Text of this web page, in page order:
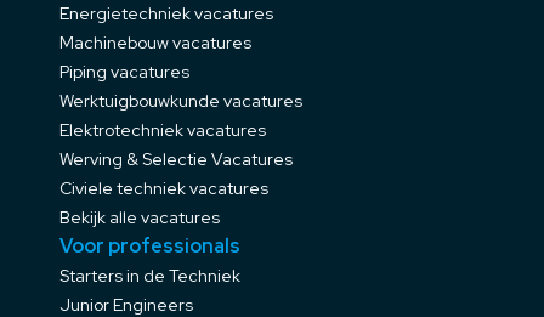
Energietechniek vacatures
Machinebouw vacatures
Piping vacatures
Werktuigbouwkunde vacatures
Elektrotechniek vacatures
Werving & Selectie Vacatures
Civiele techniek vacatures
Bekijk alle vacatures
Voor professionals
Starters in de Techniek
Junior Engineers